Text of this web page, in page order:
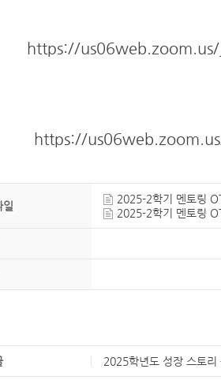
https://
https://
일
2025-2학기 멘토링
2025-2학기 멘토링
2025학년도 성장 스토리